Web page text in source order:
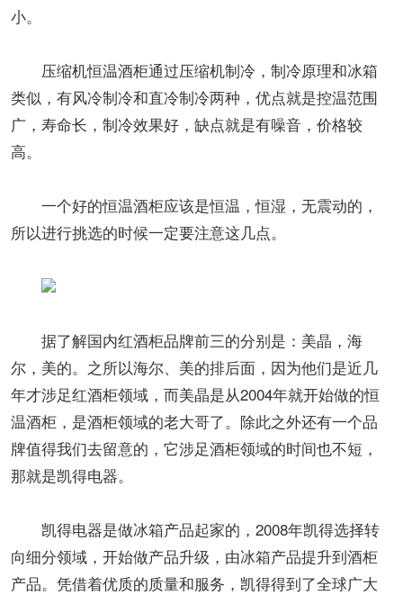
小。
压缩机恒温酒柜通过压缩机制冷，制冷原理和冰箱
类似，有风冷制冷和直冷制冷两种，优点就是控温范围
广，寿命长，制冷效果好，缺点就是有噪音，价格较
高。
一个好的恒温酒柜应该是恒温，恒湿，无震动的，
所以进行挑选的时候一定要注意这几点。
据了解国内红酒柜品牌前三的分别是：美晶，海
尔，美的。之所以海尔、美的排后面，因为他们是近几
年才涉足红酒柜领域，而美晶是从2004年就开始做的恒
温酒柜，是酒柜领域的老大哥了。除此之外还有一个品
牌值得我们去留意的，它涉足酒柜领域的时间也不短，
那就是凯得电器。
凯得电器是做冰箱产品起家的，2008年凯得选择转
向细分领域，开始做产品升级，由冰箱产品提升到酒柜
产品。凭借着优质的质量和服务，凯得得到了全球广大